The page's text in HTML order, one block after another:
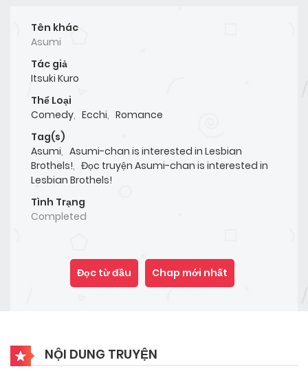
Tên khác
Asumi
Tác giả
Itsuki Kuro
Thể Loại
Comedy, Ecchi, Romance
Tag(s)
Asumi, Asumi-chan is interested in Lesbian
Brothels!, Đọc truyện Asumi-chan is interested in
Lesbian Brothels!
Tình Trạng
Completed
Đọc từ đầu Chap mới nhất
NỘI DUNG TRUYỆN